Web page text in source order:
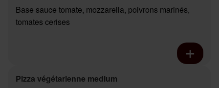
Base sauce tomate, mozzarella, poivrons marinés,
tomates cerises
Pizza végétarienne medium